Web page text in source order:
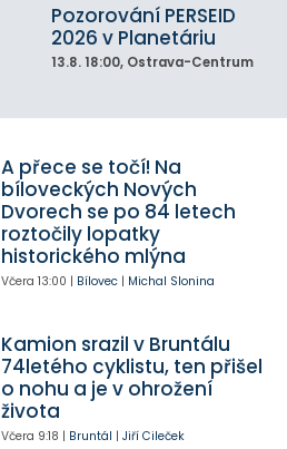
Pozorování PERSEID
2026 v Planetáriu
13.8. 18:00, Ostrava-Centrum
A přece se točí! Na
bíloveckých Nových
Dvorech se po 84 letech
roztočily lopatky
historického mlýna
Včera 13:00 | Bílovec| Michal Slonina
Kamion srazil v Bruntálu
74letého cyklistu, ten přišel
o nohu a je v ohrožení
života
Včera 9:18 | Bruntál | Jiří Cileček